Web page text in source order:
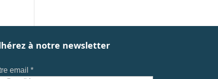
à notre newsletter
email *